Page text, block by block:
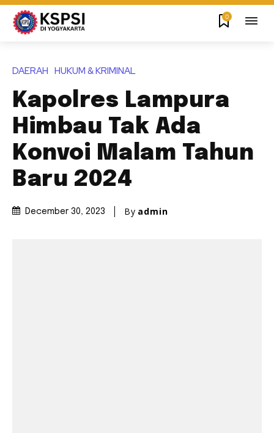
0
DAERAH HUKUM & KRIMINAL
Kapolres Lampura
Himbau Tak Ada
Konvoi Malam Tahun
Baru 2024
December 30, 2023 By admin